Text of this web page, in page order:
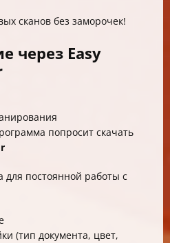
сканов без заморочек!
через Easy
попросит скачать
для постоянной работы с
(тип документа, цвет,